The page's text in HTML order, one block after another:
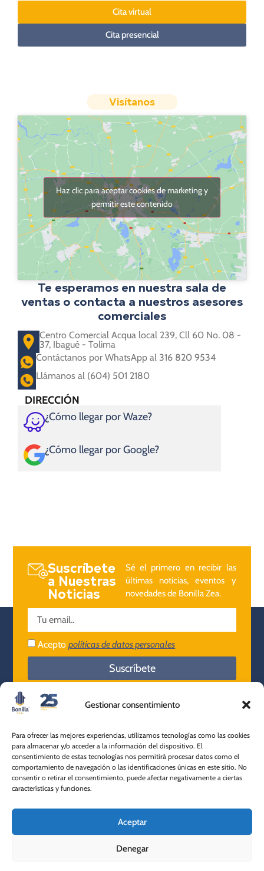
Gestionar consentimiento
Para ofrecer las mejores experiencias, utilizamos tecnologías como las cookies
para almacenar y/o acceder a la información del dispositivo. El
consentimiento de estas tecnologías nos permitirá procesar datos como el
comportamiento de navegación o las identificaciones únicas en este sitio. No
consentir o retirar el consentimiento, puede afectar negativamente a ciertas
características y funciones.
Aceptar
Denegar
Cita presencial
Cita virtual
Visítanos
Haz clic para aceptar cookies de marketing y
permitir este contenido
Te esperamos en nuestra sala de
ventas o contacta a nuestros asesores
comerciales
Centro Comercial Acqua local 239, Cll 60 No. 08 -
37, Ibagué - Tolima
Contáctanos por WhatsApp al 316 820 9534
Llámanos al (604) 501 2180
DIRECCIÓN
¿Cómo llegar por Waze?
¿Cómo llegar por Google?
Suscríbete
a Nuestras
Noticias
Sé el primero en recibir las
últimas noticias, eventos y
novedades de Bonilla Zea.
Aceptopolíticas de datos personales
Suscríbete
Ibagué - Tolima
604 501 2180
+57 316 820 9534
empresa
Servicio al
Accesos